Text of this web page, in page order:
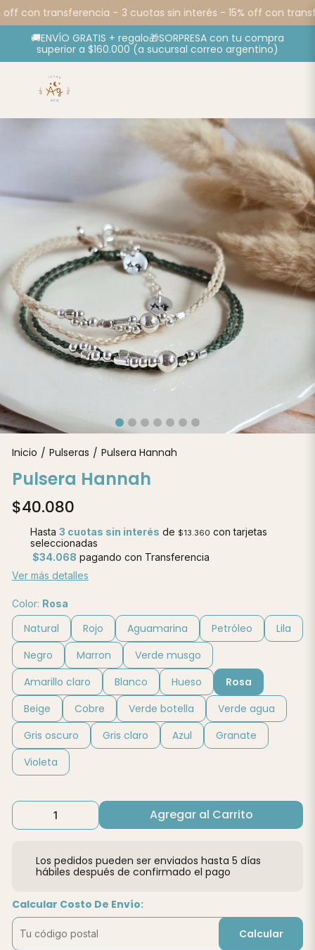
con transferencia - 3 cuotas sin interés - 15% off con
🚚ENVÍO GRATIS + regalo🎁SORPRESA con tu compra
superior a $160.000 (a sucursal correo argentino)
Inicio / Pulseras / Pulsera Hannah
Pulsera Hannah
$40.080
Hasta3 cuotas sin interés de $13.360 con tarjetas
seleccionadas
$34.068 pagando con Transferencia
Ver más detalles
Color: Rosa
Natural Rojo Aguamarina Petróleo
Lila
Negro
Marron
Verde musgo
Amarillo claro
Blanco Hueso
Rosa
Beige
Cobre Verde botella
Verde agua
Gris oscuro
Gris claro Azul
Granate
Violeta
Agregar al Carrito
Los pedidos pueden ser enviados hasta 5 días
hábiles después de confirmado el pago
Calcular Costo De Envío:
Calcular